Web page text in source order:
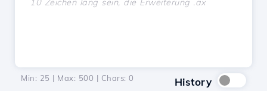
Min: 25 | Max: 500 | Chars: 0 History